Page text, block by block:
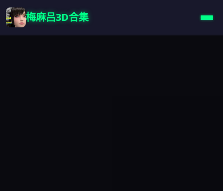
梅麻吕3D合集